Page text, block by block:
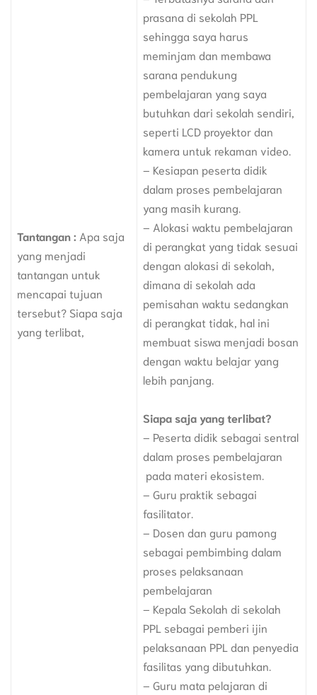
Tantangan : Apa saja
yang menjadi
tantangan untuk
mencapai tujuan
tersebut? Siapa saja
yang terlibat,
prasana di sekolah PPL
sehingga saya harus
meminjam dan membawa
sarana pendukung
pembelajaran yang saya
butuhkan dari sekolah sendiri,
seperti LCD proyektor dan
kamera untuk rekaman video.
– Kesiapan peserta didik
dalam proses pembelajaran
yang masih kurang.
– Alokasi waktu pembelajaran
di perangkat yang tidak sesuai
dengan alokasi di sekolah,
dimana di sekolah ada
pemisahan waktu sedangkan
di perangkat tidak, hal ini
membuat siswa menjadi bosan
dengan waktu belajar yang
lebih panjang.
Siapa saja yang terlibat?
– Peserta didik sebagai sentral
dalam proses pembelajaran
pada materi ekosistem.
– Guru praktik sebagai
fasilitator.
– Dosen dan guru pamong
sebagai pembimbing dalam
proses pelaksanaan
pembelajaran
– Kepala Sekolah di sekolah
PPL sebagai pemberi ijin
pelaksanaan PPL dan penyedia
fasilitas yang dibutuhkan.
– Guru mata pelajaran di